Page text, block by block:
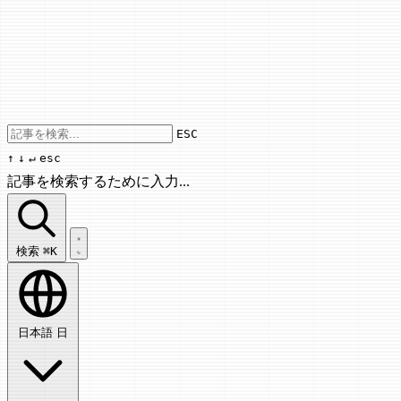
Use arrow keys to navigate results,
ESC
↑ ↓ ↵ esc
記事を検索するために入力...
記事を検索...
検索 ⌘K
日本語 日